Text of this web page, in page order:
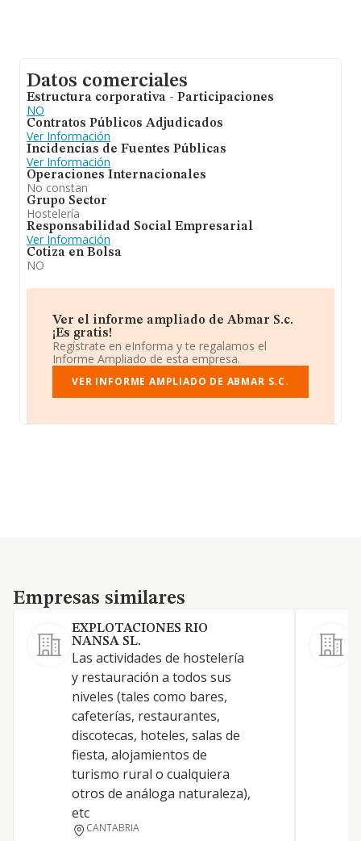
Datos comerciales
Estructura corporativa - Participaciones
NO
Contratos Públicos Adjudicados
Ver Información
Incidencias de Fuentes Públicas
Ver Información
Operaciones Internacionales
No constan
Grupo Sector
Hostelería
Responsabilidad Social Empresarial
Ver Información
Cotiza en Bolsa
NO
Ver el informe ampliado de Abmar S.c.
¡Es gratis!
Regístrate en eInforma y te regalamos el
Informe Ampliado de esta empresa.
VER INFORME AMPLIADO DE ABMAR S.C.
Empresas similares
Empresas similares
EXPLOTACIONES RIO
NANSA SL.
Las actividades de hostelería
y restauración a todos sus
niveles (tales como bares,
cafeterías, restaurantes,
discotecas, hoteles, salas de
fiesta, alojamientos de
turismo rural o cualquiera
otros de análoga naturaleza),
etc
CANTABRIA